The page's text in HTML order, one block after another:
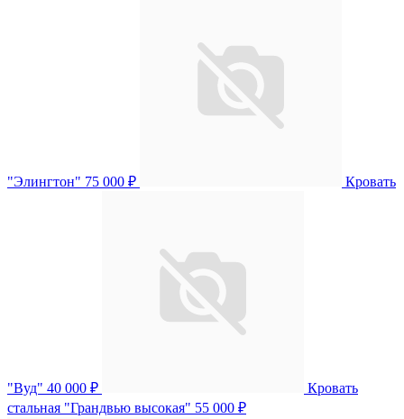
"Элингтон" 75 000 ₽ Кровать
"Вуд" 40 000 ₽
Кровать
стальная "Грандвью высокая" 55 000 ₽